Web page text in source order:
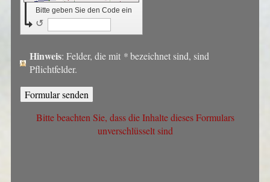
Bitte geben Sie den Code ein
↺
Hinweis : Felder, die mit *bezeichnet sind, sind
Pflichtfelder.
Bitte beachten Sie, dass die Inhalte dieses Formulars
unverschlüsselt sind